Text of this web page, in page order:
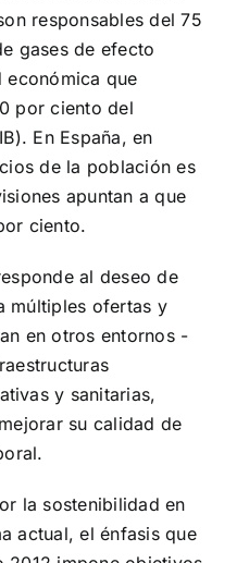
responsables del 75
gases de efecto
económica que
por ciento del
En España, en
de la población es
apuntan a que
ciento.
al deseo de
múltiples ofertas y
en otros entornos -
y sanitarias,
su calidad de
la sostenibilidad en
actual, el énfasis que